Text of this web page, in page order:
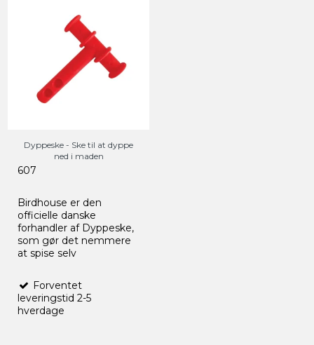
Dyppeske - Ske til at dyppe
ned i maden
607
Birdhouse er den
officielle danske
forhandler af Dyppeske,
som gør det nemmere
at spise selv
Forventet
leveringstid 2-5
hverdage